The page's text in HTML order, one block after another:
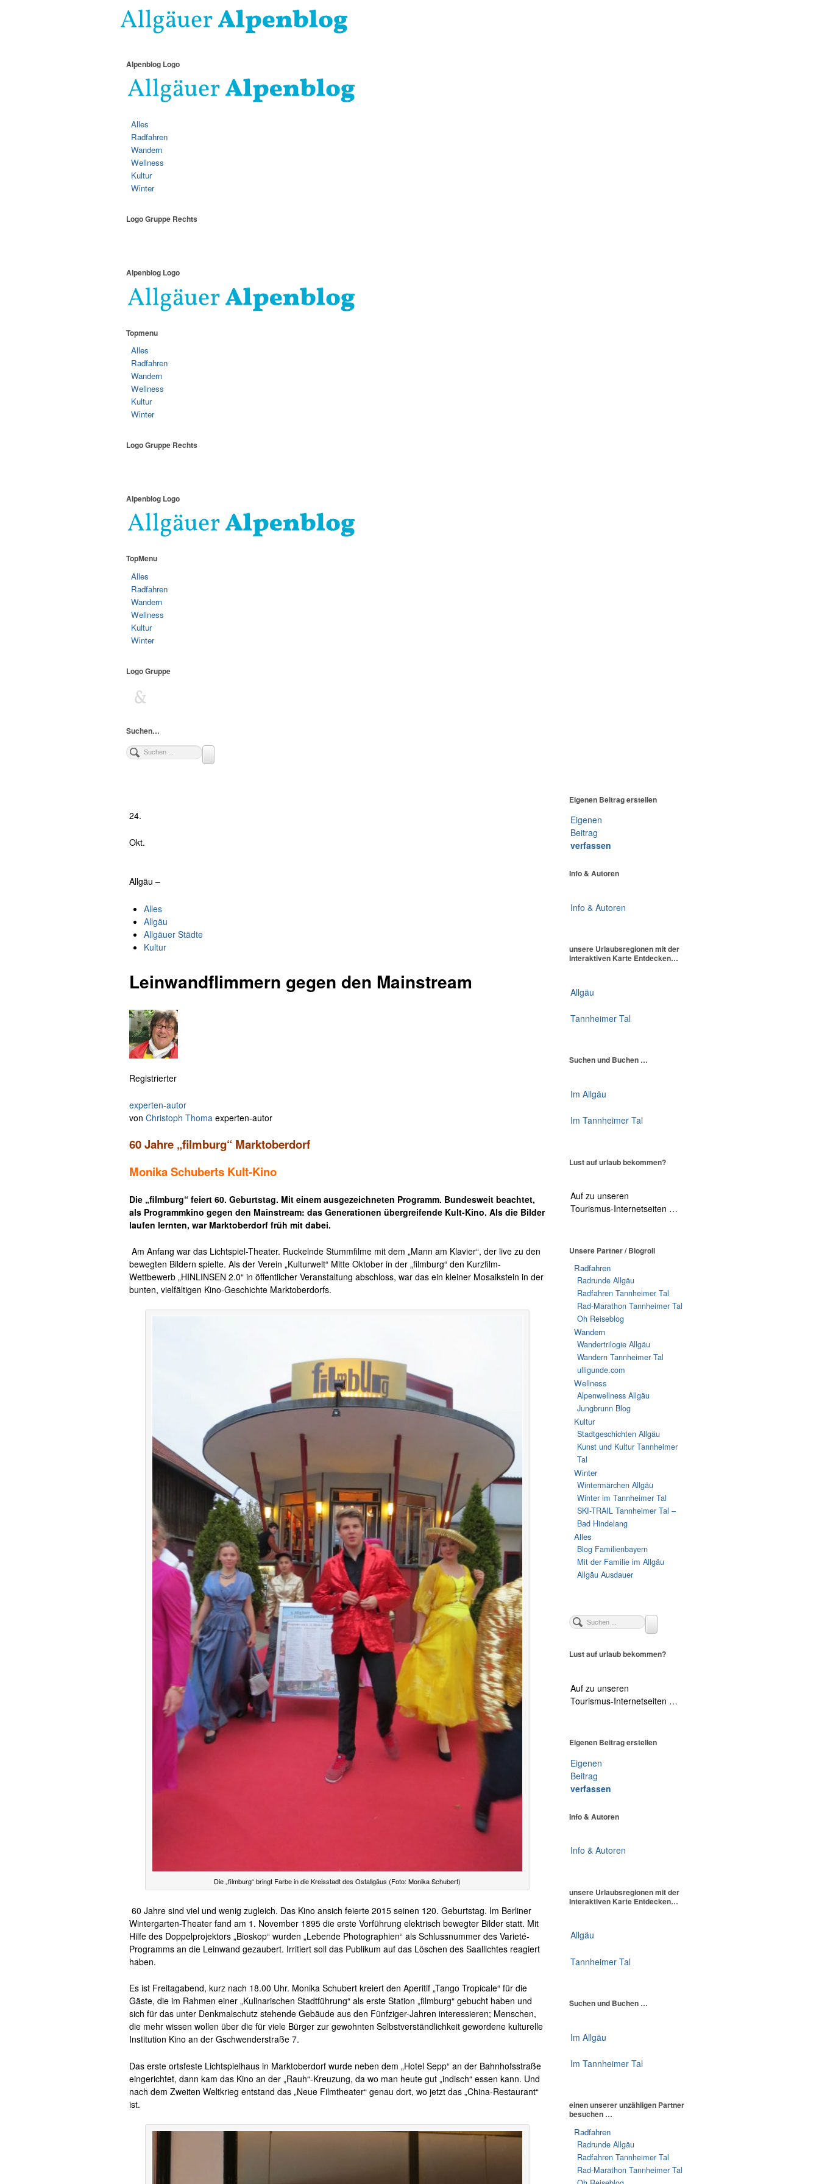
Alpenblog Logo
Alles
Radfahren
Wandern
Wellness
Kultur
Winter
Logo Gruppe Rechts
Alpenblog Logo
Topmenu
Alles
Radfahren
Wandern
Wellness
Kultur
Winter
Logo Gruppe Rechts
Alpenblog Logo
TopMenu
Alles
Radfahren
Wandern
Wellness
Kultur
Winter
Logo Gruppe
Suchen…
24.
Okt.
Allgäu –
Alles
Allgäu
Allgäuer Städte
Kultur
Leinwandflimmern gegen den Mainstream
Registrierter
experten-autor
von Christoph Thoma experten-autor
60 Jahre „filmburg“ Marktoberdorf
Monika Schuberts Kult-Kino
Die „filmburg“ feiert 60. Geburtstag. Mit einem ausgezeichneten Programm. Bundesweit beachtet,
als Programmkino gegen den Mainstream: das Generationen übergreifende Kult-Kino. Als die Bilder
laufen lernten, war Marktoberdorf früh mit dabei.
Am Anfang war das Lichtspiel-Theater. Ruckelnde Stummfilme mit dem „Mann am Klavier“, der live zu den
bewegten Bildern spielte. Als der Verein „Kulturwelt“ Mitte Oktober in der „filmburg“ den Kurzfilm-
Wettbewerb „HINLINSEN 2.0“ in öffentlicher Veranstaltung abschloss, war das ein kleiner Mosaikstein in der
bunten, vielfältigen Kino-Geschichte Marktoberdorfs.
Die „filmburg“ bringt Farbe in die Kreisstadt des Ostallgäus (Foto: Monika Schubert)
60 Jahre sind viel und wenig zugleich. Das Kino ansich feierte 2015 seinen 120. Geburtstag. Im Berliner
Wintergarten-Theater fand am 1. November 1895 die erste Vorführung elektrisch bewegter Bilder statt. Mit
Hilfe des Doppelprojektors „Bioskop“ wurden „Lebende Photographien“ als Schlussnummer des Varieté-
Programms an die Leinwand gezaubert. Irritiert soll das Publikum auf das Löschen des Saallichtes reagiert
haben.
Es ist Freitagabend, kurz nach 18.00 Uhr. Monika Schubert kreiert den Aperitif „Tango Tropicale“ für die
Gäste, die im Rahmen einer „Kulinarischen Stadtführung“ als erste Station „filmburg“ gebucht haben und
sich für das unter Denkmalschutz stehende Gebäude aus den Fünfziger-Jahren interessieren; Menschen,
die mehr wissen wollen über die für viele Bürger zur gewohnten Selbstverständlichkeit gewordene kulturelle
Institution Kino an der Gschwenderstraße 7.
Das erste ortsfeste Lichtspielhaus in Marktoberdorf wurde neben dem „Hotel Sepp“ an der Bahnhofsstraße
eingerichtet, dann kam das Kino an der „Rauh“-Kreuzung, da wo man heute gut „indisch“ essen kann. Und
nach dem Zweiten Weltkrieg entstand das „Neue Filmtheater“ genau dort, wo jetzt das „China-Restaurant“
ist.
Eigenen Beitrag erstellen
Eigenen
Beitrag
verfassen
Info & Autoren
Info & Autoren
unsere Urlaubsregionen mit der
Interaktiven Karte Entdecken…
Allgäu
Tannheimer Tal
Suchen und Buchen …
Im Allgäu
Im Tannheimer Tal
Lust auf urlaub bekommen?
Auf zu unseren
Tourismus-Internetseiten …
Unsere Partner / Blogroll
Radfahren
Radrunde Allgäu
Radfahren Tannheimer Tal
Rad-Marathon Tannheimer Tal
Oh Reiseblog
Wandern
Wandertrilogie Allgäu
Wandern Tannheimer Tal
ulligunde.com
Wellness
Alpenwellness Allgäu
Jungbrunn Blog
Kultur
Stadtgeschichten Allgäu
Kunst und Kultur Tannheimer
Tal
Winter
Wintermärchen Allgäu
Winter im Tannheimer Tal
SKI-TRAIL Tannheimer Tal –
Bad Hindelang
Alles
Blog Familienbayern
Mit der Familie im Allgäu
Allgäu Ausdauer
Lust auf urlaub bekommen?
Auf zu unseren
Tourismus-Internetseiten …
Eigenen Beitrag erstellen
Eigenen
Beitrag
verfassen
Info & Autoren
Info & Autoren
unsere Urlaubsregionen mit der
Interaktiven Karte Entdecken…
Allgäu
Tannheimer Tal
Suchen und Buchen …
Im Allgäu
Im Tannheimer Tal
einen unserer unzähligen Partner
besuchen …
Radfahren
Radrunde Allgäu
Radfahren Tannheimer Tal
Rad-Marathon Tannheimer Tal